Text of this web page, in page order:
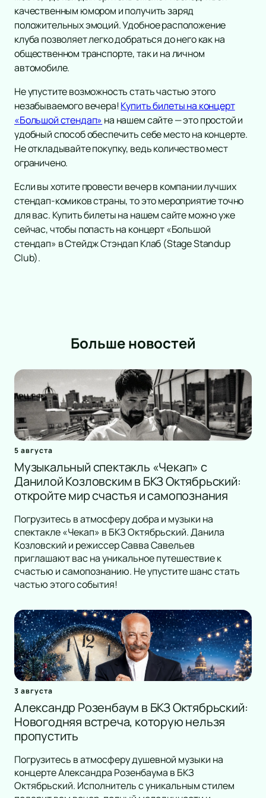
Инди
Танцевальное шоу
Шансон
Новогодние концерты
Гала-концерт
Литературные чтения
Ледовое шоу
Вечеринка
Метал
Инди-поп
Авторская музыка
Панк
Романс
Дискотека
Шоу иллюзионистов
Рок-опера
Мелодрама
Экспериментальный театр
Иммерсивный спектакль
Детектив
качественным юмором и получить заряд
положительных эмоций. Удобное расположение
клуба позволяет легко добраться до него как на
общественном транспорте, так и на личном
автомобиле.
Не упустите возможность стать частью этого
незабываемого вечера! Купить билеты на концерт
«Большой стендап» на нашем сайте — это простой и
удобный способ обеспечить себе место на концерте.
Не откладывайте покупку, ведь количество мест
ограничено.
Если вы хотите провести вечер в компании лучших
стендап-комиков страны, то это мероприятие точно
для вас. Купить билеты на нашем сайте можно уже
сейчас, чтобы попасть на концерт «Большой
стендап» в Стейдж Стэндап Клаб (Stage Standup
Club).
Больше новостей
5 августа
Музыкальный спектакль «Чекап» с
Данилой Козловским в БКЗ Октябрьский:
откройте мир счастья и самопознания
Погрузитесь в атмосферу добра и музыки на
спектакле «Чекап» в БКЗ Октябрьский. Данила
Козловский и режиссер Савва Савельев
приглашают вас на уникальное путешествие к
счастью и самопознанию. Не упустите шанс стать
частью этого события!
3 августа
Александр Розенбаум в БКЗ Октябрьский:
Новогодняя встреча, которую нельзя
пропустить
Погрузитесь в атмосферу душевной музыки на
концерте Александра Розенбаума в БКЗ
Октябрьский. Исполнитель с уникальным стилем